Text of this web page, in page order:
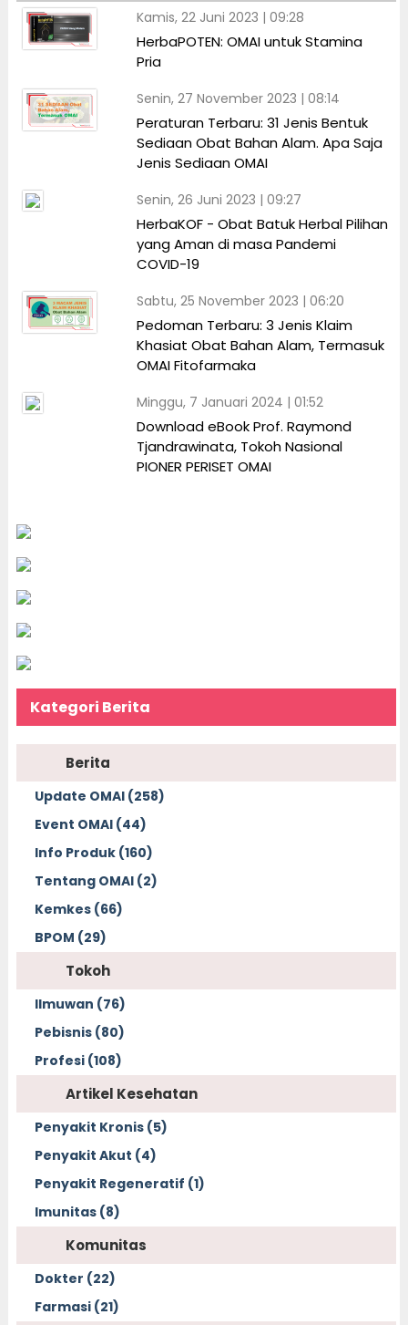
Kamis, 22 Juni 2023 | 09:28
HerbaPOTEN: OMAI untuk Stamina
Pria
Senin, 27 November 2023 | 08:14
Peraturan Terbaru: 31 Jenis Bentuk
Sediaan Obat Bahan Alam. Apa Saja
Jenis Sediaan OMAI
Senin, 26 Juni 2023 | 09:27
HerbaKOF - Obat Batuk Herbal Pilihan
yang Aman di masa Pandemi
COVID-19
Sabtu, 25 November 2023 | 06:20
Pedoman Terbaru: 3 Jenis Klaim
Khasiat Obat Bahan Alam, Termasuk
OMAI Fitofarmaka
Minggu, 7 Januari 2024 | 01:52
Download eBook Prof. Raymond
Tjandrawinata, Tokoh Nasional
PIONER PERISET OMAI
Kategori Berita
Berita
Update OMAI (258)
Event OMAI (44)
Info Produk (160)
Tentang OMAI (2)
Kemkes (66)
BPOM (29)
Tokoh
Ilmuwan (76)
Pebisnis (80)
Profesi (108)
Artikel Kesehatan
Penyakit Kronis (5)
Penyakit Akut (4)
Penyakit Regeneratif (1)
Imunitas (8)
Komunitas
Dokter (22)
Farmasi (21)